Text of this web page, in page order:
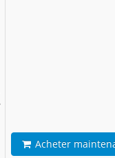
Acheter